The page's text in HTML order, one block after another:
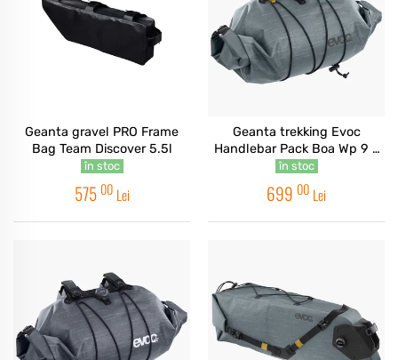
Geanta gravel PRO Frame
Bag Team Discover 5.5l
în stoc
575 00 Lei
Geanta trekking Evoc
Handlebar Pack Boa Wp 9 -
Steel
în stoc
699 00 Lei